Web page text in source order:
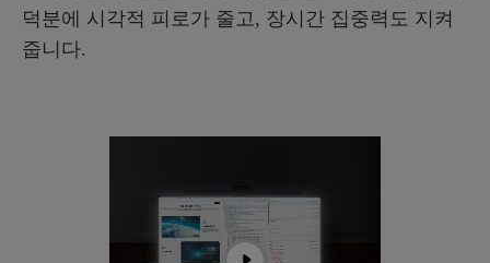
덕분에 시각적 피로가 줄고, 장시간 집중력도 지켜
줍니다.